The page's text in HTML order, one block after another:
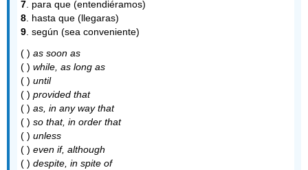
7 . para que (entendiéramos)
8 . hasta que (llegaras)
9 . según (sea conveniente)
( )as soon as
( )while, as long as
( )until
( )provided that
( )as, in any way that
( )so that, in order that
( )unless
( )even if, although
( )despite, in spite of